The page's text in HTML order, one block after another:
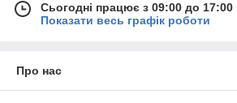
Сьогодні працює з 09:00 до 17:00
Показати весь графік роботи
Про нас